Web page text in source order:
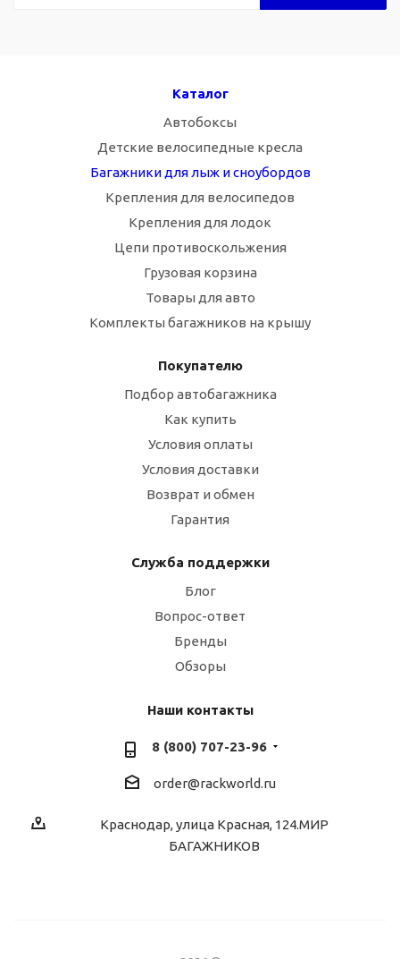
Каталог
Автобоксы
Детские велосипедные кресла
Багажники для лыж и сноубордов
Крепления для велосипедов
Крепления для лодок
Цепи противоскольжения
Грузовая корзина
Товары для авто
Комплекты багажников на крышу
Покупателю
Подбор автобагажника
Как купить
Условия оплаты
Условия доставки
Возврат и обмен
Гарантия
Служба поддержки
Блог
Вопрос-ответ
Бренды
Обзоры
Наши контакты
8 (800) 707-23-96
order@rackworld.ru
Краснодар, улица Красная, 124.МИР
БАГАЖНИКОВ